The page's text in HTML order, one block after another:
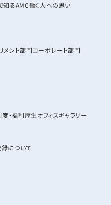
知るAMC働く人への思い
メント部門コーポレート部門
度・福利厚生オフィスギャラリー
録について